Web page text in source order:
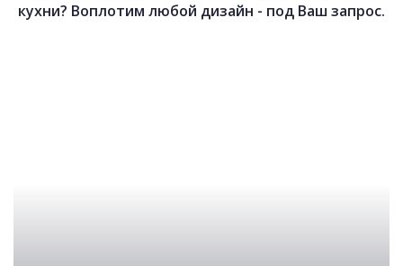
кухни? Воплотим любой дизайн - под Ваш запрос.